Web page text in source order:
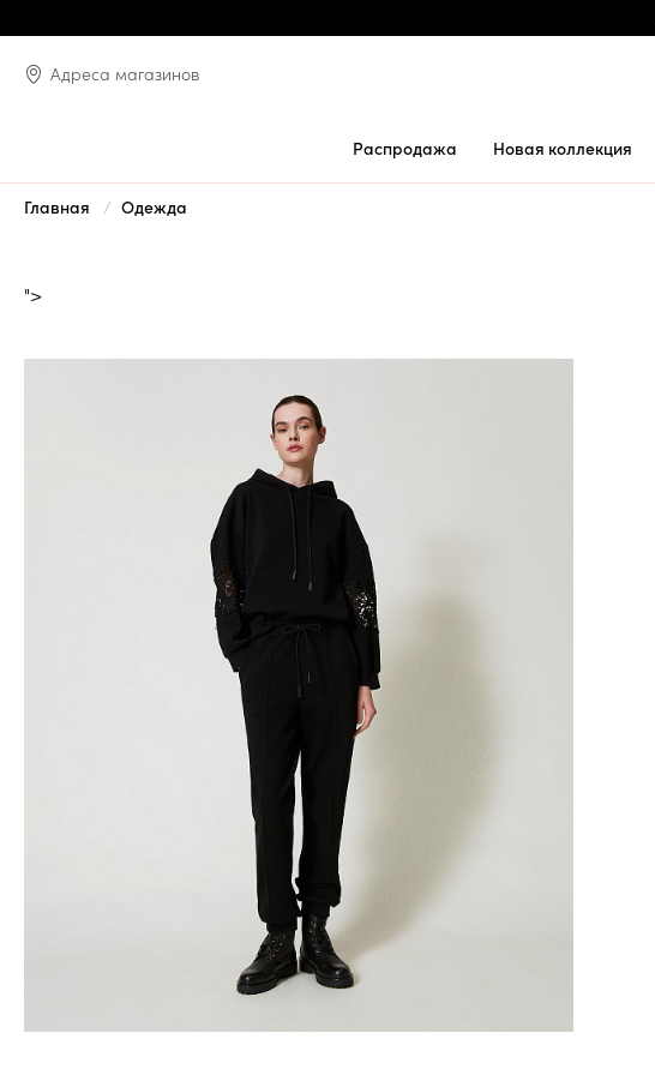
Адреса магазинов
Распродажа Новая коллекция
Главная Одежда
">